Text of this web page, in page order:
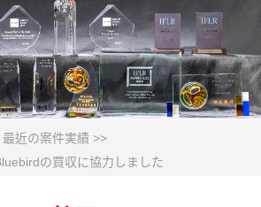
最近の案件実績 >>
の買収に協力しました